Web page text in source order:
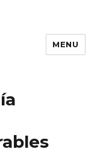
MENU